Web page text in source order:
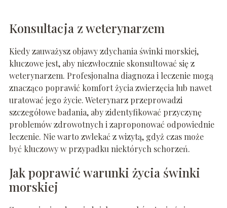
Konsultacja z weterynarzem
Kiedy zauważysz objawy zdychania świnki morskiej,
kluczowe jest, aby niezwłocznie skonsultować się z
weterynarzem. Profesjonalna diagnoza i leczenie mogą
znacząco poprawić komfort życia zwierzęcia lub nawet
uratować jego życie. Weterynarz przeprowadzi
szczegółowe badania, aby zidentyfikować przyczynę
problemów zdrowotnych i zaproponować odpowiednie
leczenie. Nie warto zwlekać z wizytą, gdyż czas może
być kluczowy w przypadku niektórych schorzeń.
Jak poprawić warunki życia świnki
morskiej